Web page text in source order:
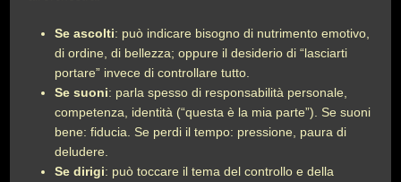
Se ascolti: può indicare bisogno di nutrimento emotivo,
di ordine, di bellezza; oppure il desiderio di “lasciarti
portare” invece di controllare tutto.
Se suoni: parla spesso di responsabilità personale,
competenza, identità (“questa è la mia parte”). Se suoni
bene: fiducia. Se perdi il tempo: pressione, paura di
deludere.
Se dirigi: può toccare il tema del controllo e della